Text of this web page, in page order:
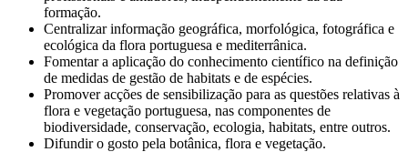
formação.
Centralizar informação geográfica, morfológica, fotográfica e
ecológica da flora portuguesa e mediterrânica.
Fomentar a aplicação do conhecimento científico na definição
de medidas de gestão de habitats e de espécies.
Promover acções de sensibilização para as questões relativas à
flora e vegetação portuguesa, nas componentes de
biodiversidade, conservação, ecologia, habitats, entre outros.
Difundir o gosto pela botânica, flora e vegetação.